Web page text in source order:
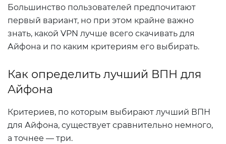
Большинство пользователей предпочитают
первый вариант, но при этом крайне важно
знать, какой VPN лучше всего скачивать для
Айфона и по каким критериям его выбирать.
Как определить лучший ВПН для
Айфона
Критериев, по которым выбирают лучший ВПН
для Айфона, существует сравнительно немного,
а точнее — три.